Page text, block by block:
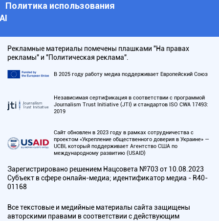
Политика использования
АI
Рекламные материалы помечены плашками "На правах
рекламы" и "Политическая реклама".
В 2025 году работу медиа поддерживает Европейский Союз
Независимая сертификация в соответствии с программой
Journalism Trust Initiative (JTI) и стандартов ISO CWA 17493:
2019
Сайт обновлен в 2023 году в рамках сотрудничества с
проектом «Укрепление общественного доверия в Украине» —
UCBI, который поддерживает Агентство США по
международному развитию (USAID)
Зарегистрировано решением Нацсовета №703 от 10.08.2023
Субъект в сфере онлайн-медиа; идентификатор медиа - R40-
01168
Все текстовые и медийные материалы сайта защищены
авторскими правами в соответствии с действующим